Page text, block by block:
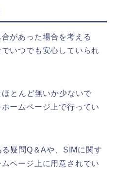
があった場合を考える
いつでも安心していられ
とんど無いか少ないで
ームページ上で行ってい
疑問Q＆Aや、SIMに関す
ページ上に用意されてい